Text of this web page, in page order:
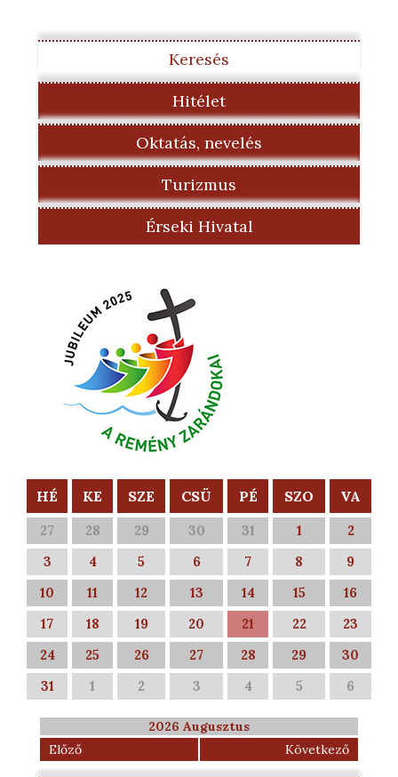
Keresés
Hitélet
Oktatás, nevelés
Turizmus
Érseki Hivatal
HÉ KE SZE CSÜ PÉ SZO VA
27 28 29 30 31 1
2
3
4 5 6 7 8
9
10
11 12 13 14 15
16
17
18 19 20 21 22
23
24
25 26 27 28 29
30
31
1 2 3 4 5 6
2026 Augusztus
Előző
Következő